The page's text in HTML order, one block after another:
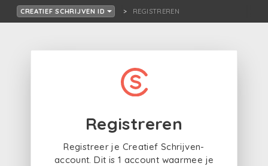
CREATIEF SCHRIJVEN ID REGISTREREN
Registreren
Registreer je Creatief Schrijven-
account. Dit is 1 account waarmee je